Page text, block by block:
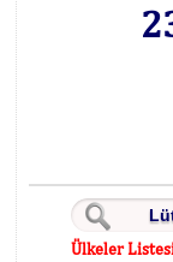
Ülkeler